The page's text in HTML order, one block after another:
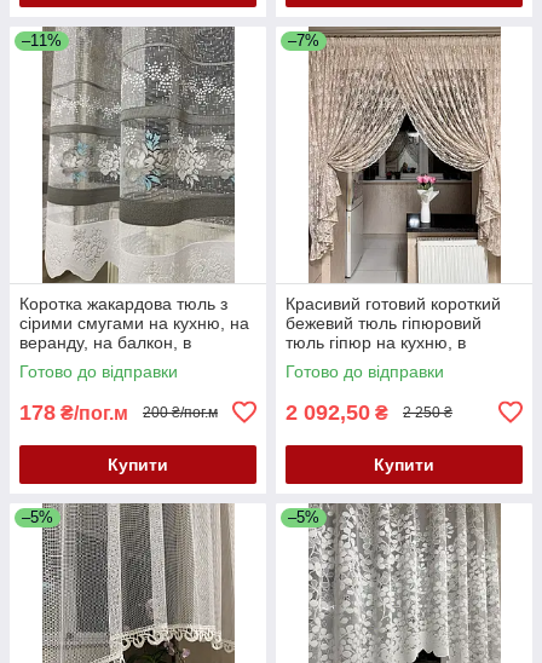
–11%
Коротка жакардова тюль з
сірими смугами на кухню, на
веранду, на балкон, в
коридор. Короткий тюль
жакард. Тюль висота 2 м
Готово до відправки
178 ₴/пог.м 200 ₴/пог.м
Купити
–7%
Красивий готовий короткий
бежевий тюль гіпюровий
тюль гіпюр на кухню, в
дитячу, в спальню до
підвіконня
Готово до відправки
2 092,50 ₴ 2 250 ₴
Купити
–5% –5%